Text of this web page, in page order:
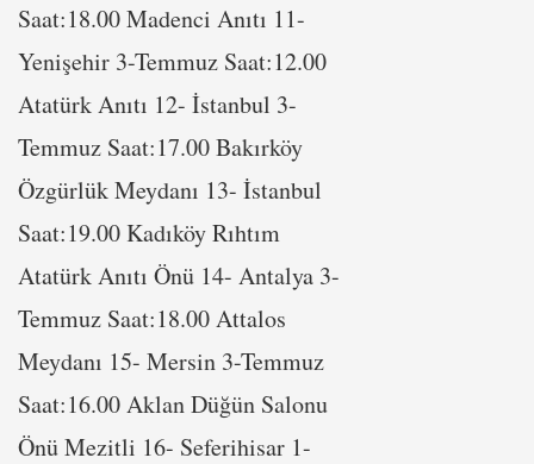
Saat:18.00 Madenci Anıtı 11-
Yenişehir 3-Temmuz Saat:12.00
Atatürk Anıtı 12- İstanbul 3-
Temmuz Saat:17.00 Bakırköy
Özgürlük Meydanı 13- İstanbul
Saat:19.00 Kadıköy Rıhtım
Atatürk Anıtı Önü 14- Antalya 3-
Temmuz Saat:18.00 Attalos
Meydanı 15- Mersin 3-Temmuz
Saat:16.00 Aklan Düğün Salonu
Önü Mezitli 16- Seferihisar 1-